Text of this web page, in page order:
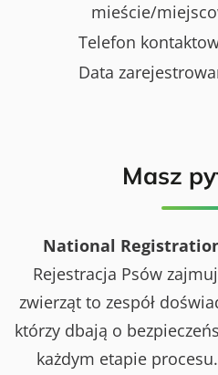
mieście/
Telefon
Data
Masz
National
Rejestracja Psów
zwierząt to zespół
którzy dbają o
każdym etapie